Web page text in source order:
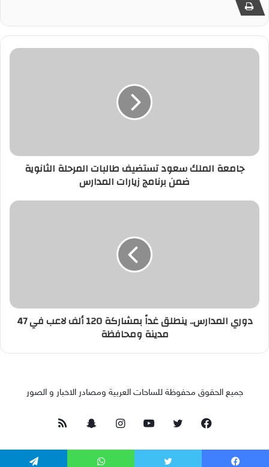
جامعة الملك سعود تستضيف طالبات المرحلة الثانوية
ضمن برنامج زيارات المدارس
دوري المدارس.. ينطلق غداً بمشاركة 120 ألف لاعب في 47
مدينة ومحافظة
جميع الحقوق محفوظة للساحات العربية ومصادر الاخبار و الصور
فيسبوك تويتر يوتيوبانستقرامسناب
تشات
ملخص
الموقع